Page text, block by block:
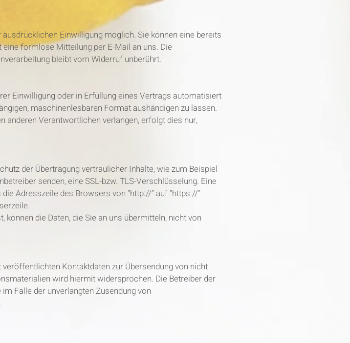
Einwilligung möglich. Sie können eine bereits
formlose Mitteilung per E-Mail an uns. Die
bleibt vom Widerruf unberührt.
Einwilligung oder in Erfüllung eines Vertrags automatisiert
maschinenlesbaren Format aushändigen zu lassen.
anderen Verantwortlichen verlangen, erfolgt dies nur,
der Übertragung vertraulicher Inhalte, wie zum Beispiel
senden, eine SSL-bzw. TLS-Verschlüsselung. Eine
Adresszeile des Browsers von “http://” auf “https://”
die Daten, die Sie an uns übermitteln, nicht von
Kontaktdaten zur Übersendung von nicht
wird hiermit widersprochen. Die Betreiber der
Falle der unverlangten Zusendung von